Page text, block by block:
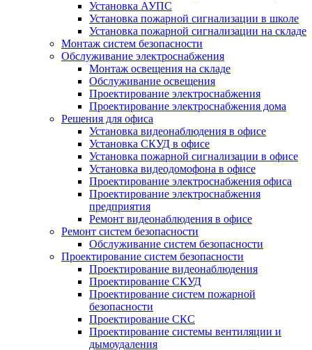
Установка АУПС
Установка пожарной сигнализации в школе
Установка пожарной сигнализации на складе
Монтаж систем безопасности
Обслуживание электроснабжения
Монтаж освещения на складе
Обслуживание освещения
Проектирование электроснабжения
Проектирование электроснабжения дома
Решения для офиса
Установка видеонаблюдения в офисе
Установка СКУД в офисе
Установка пожарной сигнализации в офисе
Установка видеодомофона в офисе
Проектирование электроснабжения офиса
Проектирование электроснабжения
предприятия
Ремонт видеонаблюдения в офисе
Ремонт систем безопасности
Обслуживание систем безопасности
Проектирование систем безопасности
Проектирование видеонаблюдения
Проектирование СКУД
Проектирование систем пожарной
безопасности
Проектирование СКС
Проектирование системы вентиляции и
дымоудаления